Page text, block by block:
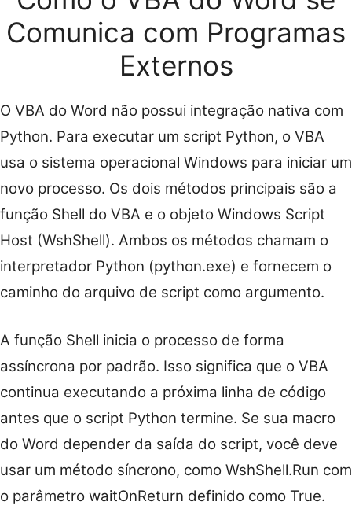
Comunica com Programas
Externos
O VBA do Word não possui integração nativa com
Python. Para executar um script Python, o VBA
usa o sistema operacional Windows para iniciar um
novo processo. Os dois métodos principais são a
função Shell do VBA e o objeto Windows Script
Host (WshShell). Ambos os métodos chamam o
interpretador Python (python.exe) e fornecem o
caminho do arquivo de script como argumento.
A função Shell inicia o processo de forma
assíncrona por padrão. Isso significa que o VBA
continua executando a próxima linha de código
antes que o script Python termine. Se sua macro
do Word depender da saída do script, você deve
usar um método síncrono, como WshShell.Run com
o parâmetro waitOnReturn definido como True.